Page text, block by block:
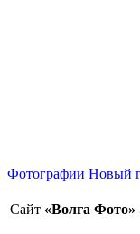
Фотографии Новый
Сайт «Волга Фото»